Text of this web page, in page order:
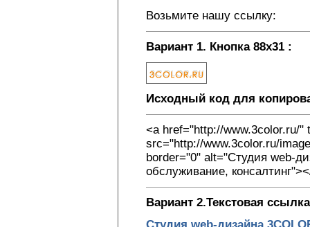
Возьмите нашу ссылку:
Вариант 1. Кнопка 88х31 :
Исходный код для
<a href="http://www.3color.ru/"
src="http://www.3color.ru/
border="0" alt="Студия web-
обслуживание,
Вариант 2.Текстовая